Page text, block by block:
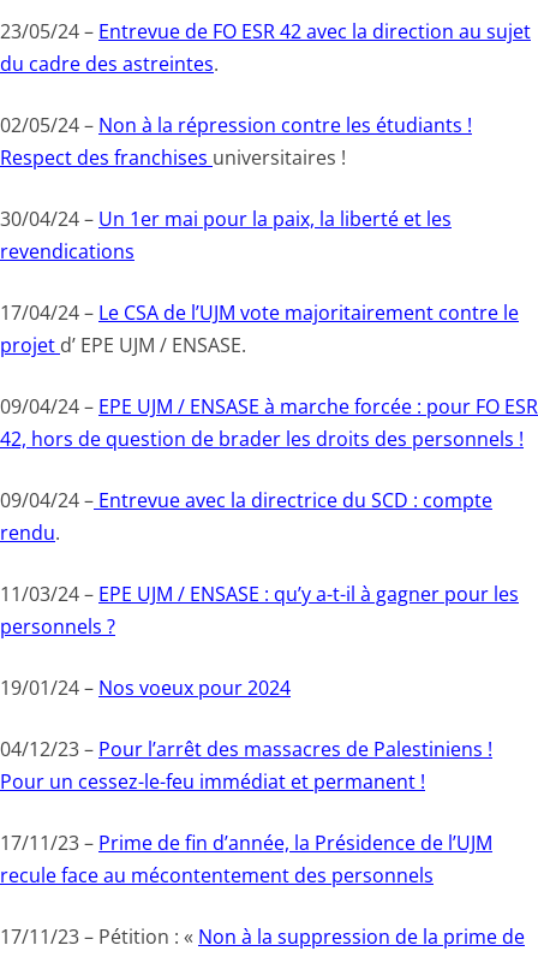
23/05/24 – Entrevue de FO ESR 42 avec la direction au sujet
du cadre des astreintes.
02/05/24 – Non à la répression contre les étudiants !
Respect des franchises universitaires !
30/04/24 – Un 1er mai pour la paix, la liberté et les
revendications
17/04/24 – Le CSA de l’UJM vote majoritairement contre le
projet d’ EPE UJM / ENSASE.
09/04/24 – EPE UJM / ENSASE à marche forcée : pour FO ESR
42, hors de question de brader les droits des personnels !
09/04/24 – Entrevue avec la directrice du SCD : compte
rendu.
11/03/24 – EPE UJM / ENSASE : qu’y a-t-il à gagner pour les
personnels ?
19/01/24 – Nos voeux pour 2024
04/12/23 – Pour l’arrêt des massacres de Palestiniens !
Pour un cessez-le-feu immédiat et permanent !
17/11/23 – Prime de fin d’année, la Présidence de l’UJM
recule face au mécontentement des personnels
17/11/23 – Pétition : « Non à la suppression de la prime de